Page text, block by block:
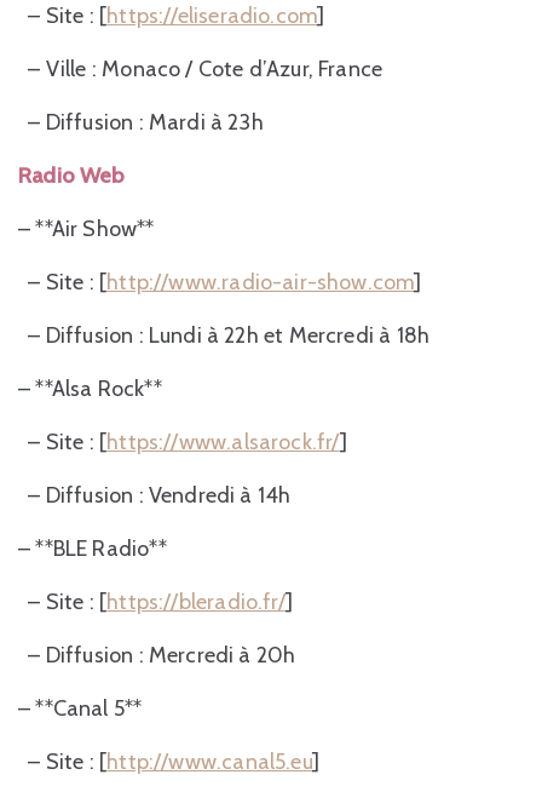
– Site : [https://eliseradio.com]
– Ville : Monaco / Cote d’Azur, France
– Diffusion : Mardi à 23h
Radio Web
– **Air Show**
– Site : [http://www.radio-air-show.com]
– Diffusion : Lundi à 22h et Mercredi à 18h
– **Alsa Rock**
– Site : [https://www.alsarock.fr/]
– Diffusion : Vendredi à 14h
– **BLE Radio**
– Site : [https://bleradio.fr/]
– Diffusion : Mercredi à 20h
– **Canal 5**
– Site : [http://www.canal5.eu]